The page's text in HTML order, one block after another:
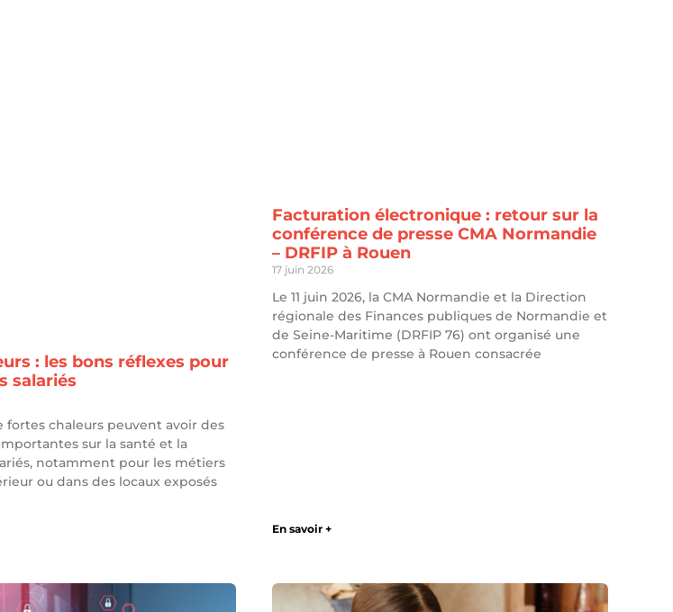
: les bons réflexes pour
salariés
fortes chaleurs peuvent avoir des
sur la santé et la
notamment pour les métiers
ou dans des locaux exposés
Facturation électronique : retour sur la
conférence de presse CMA Normandie
– DRFIP à Rouen
17 juin 2026
Le 11 juin 2026, la CMA Normandie et la Direction
régionale des Finances publiques de Normandie et
de Seine-Maritime (DRFIP 76) ont organisé une
conférence de presse à Rouen consacrée
En savoir +